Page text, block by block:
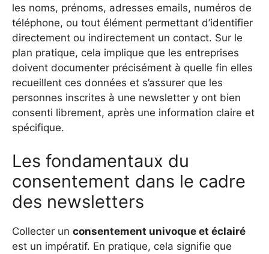
les noms, prénoms, adresses emails, numéros de
téléphone, ou tout élément permettant d’identifier
directement ou indirectement un contact. Sur le
plan pratique, cela implique que les entreprises
doivent documenter précisément à quelle fin elles
recueillent ces données et s’assurer que les
personnes inscrites à une newsletter y ont bien
consenti librement, après une information claire et
spécifique.
Les fondamentaux du
consentement dans le cadre
des newsletters
Collecter un consentement univoque et éclairé
est un impératif. En pratique, cela signifie que